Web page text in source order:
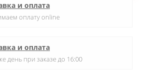
и оплата
оплату online
и оплата
день при заказе до 16:00